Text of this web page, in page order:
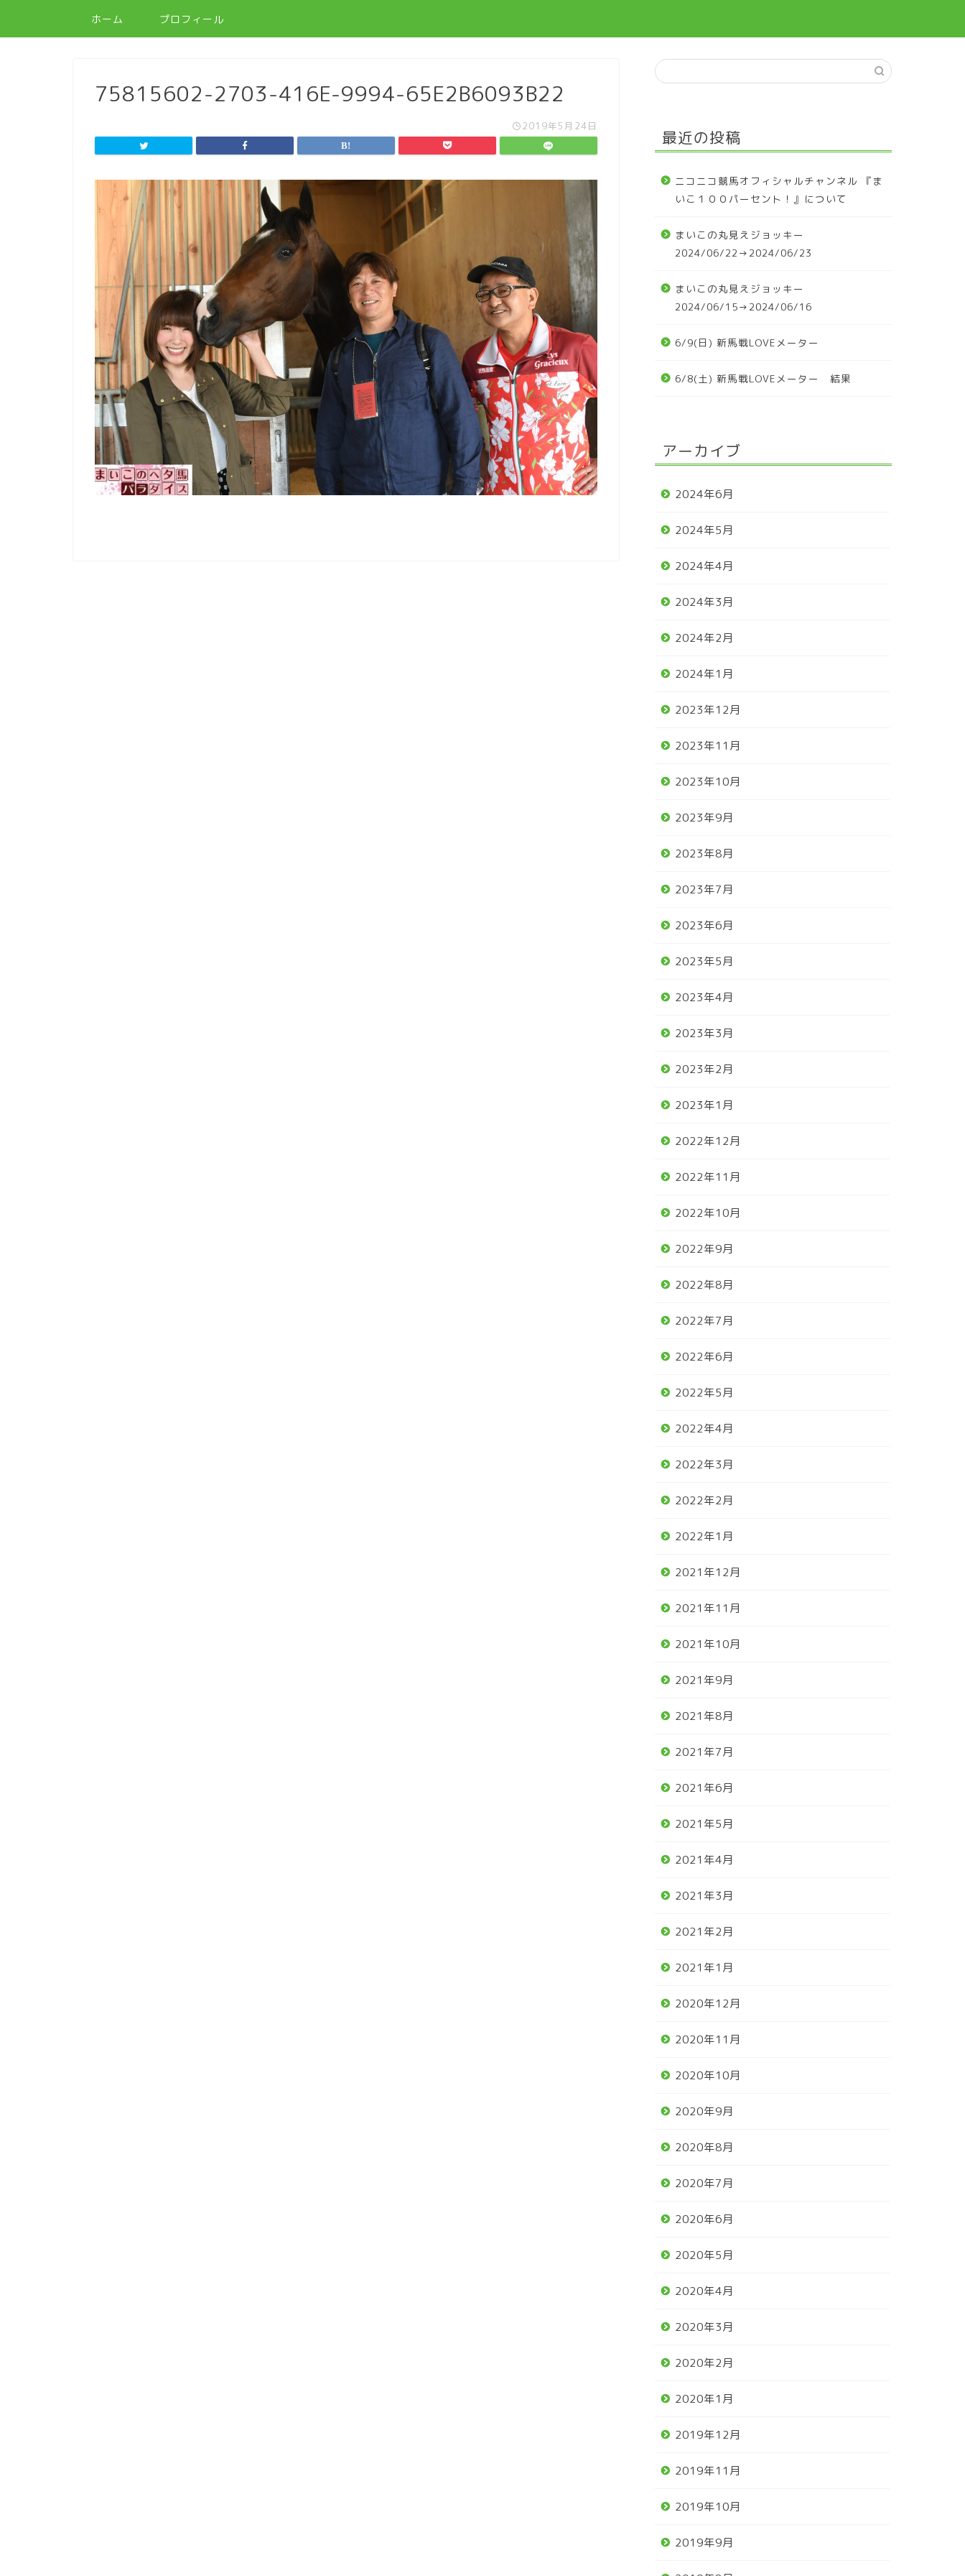
ホーム プロフィール
75815602-2703-416E-9994-65E2B6093B22
2019年5月24日
最近の投稿
ニコニコ競馬オフィシャルチャンネル 『ま
いこ１００パーセント！』について
まいこの丸見えジョッキー
2024/06/22→2024/06/23
まいこの丸見えジョッキー
2024/06/15→2024/06/16
6/9(日) 新馬戦LOVEメーター
6/8(土) 新馬戦LOVEメーター 結果
アーカイブ
2024年6月
2024年5月
2024年4月
2024年3月
2024年2月
2024年1月
2023年12月
2023年11月
2023年10月
2023年9月
2023年8月
2023年7月
2023年6月
2023年5月
2023年4月
2023年3月
2023年2月
2023年1月
2022年12月
2022年11月
2022年10月
2022年9月
2022年8月
2022年7月
2022年6月
2022年5月
2022年4月
2022年3月
2022年2月
2022年1月
2021年12月
2021年11月
2021年10月
2021年9月
2021年8月
2021年7月
2021年6月
2021年5月
2021年4月
2021年3月
2021年2月
2021年1月
2020年12月
2020年11月
2020年10月
2020年9月
2020年8月
2020年7月
2020年6月
2020年5月
2020年4月
2020年3月
2020年2月
2020年1月
2019年12月
2019年11月
2019年10月
2019年9月